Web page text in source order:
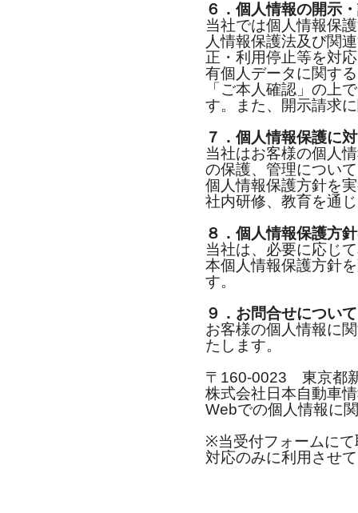
６．個人情報の開示
当社では個人情報保
人情報保護法及び関
正・利用停止等を対
有個人データに関す
「ご本人確認」の上
す。また、開示請求
７．個人情報保護に
当社はお客様の個人
の保護、管理につい
個人情報保護方針を
社内研修、教育を通
８．個人情報保護方
当社は、必要に応じ
本個人情報保護方針
す。
９．お問合せについて
お客様の個人情報に
たします。
〒160-0023 東京都
株式会社日本自動車
Webでの個人情報
※当受付フォームに
対応のみに利用させ